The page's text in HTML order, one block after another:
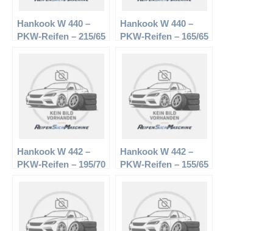
Hankook W 440 –
PKW-Reifen – 215/65
Hankook W 440 –
PKW-Reifen – 165/65
Hankook W 442 –
PKW-Reifen – 195/70
Hankook W 442 –
PKW-Reifen – 155/65